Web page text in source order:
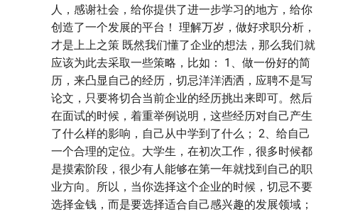
人，感谢社会，给你提供了进一步学习的地方，给你
创造了一个发展的平台！ 理解万岁，做好求职分析，
才是上上之策 既然我们懂了企业的想法，那么我们就
应该为此去采取一些策略，比如： 1、做一份好的简
历，来凸显自己的经历，切忌洋洋洒洒，应聘不是写
论文，只要将切合当前企业的经历挑出来即可。然后
在面试的时候，着重举例说明，这些经历对自己产生
了什么样的影响，自己从中学到了什么； 2、给自己
一个合理的定位。大学生，在初次工作，很多时候都
是摸索阶段，很少有人能够在第一年就找到自己的职
业方向。所以，当你选择这个企业的时候，切忌不要
选择金钱，而是要选择适合自己感兴趣的发展领域；